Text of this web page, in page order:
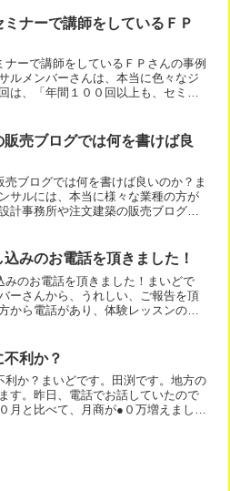
ナーで講師をしているＦＰ
ーで講師をしているＦＰさんの事例
ルメンバーさんは、本当に色々なジ
は、「年間１００回以上も、セミナ
売ブログでは何を書けば良
ブログでは何を書けば良いのか？ま
サルには、本当に様々な業種の方が
計事務所や注文建築の販売ブログで
みのお電話を頂きました！
のお電話を頂きました！まいどで
ーさんから、うれしい、ご報告を頂
から電話があり、体験レッスンの申
利か？
か？まいどです。田渕です。地方の
す。昨日、電話でお話していたので
月と比べて、月商が●０万増えました